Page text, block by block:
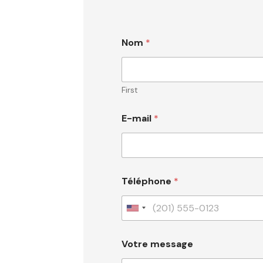
Nom *
First
E-mail *
Téléphone *
U
i
Votre message